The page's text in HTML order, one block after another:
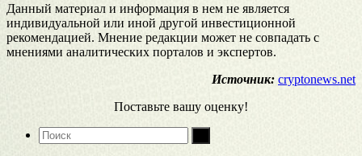
Данный материал и информация в нем не является
индивидуальной или иной другой инвестиционной
рекомендацией. Мнение редакции может не совпадать с
мнениями аналитических порталов и экспертов.
Источник: cryptonews.net
Поставьте вашу оценку!